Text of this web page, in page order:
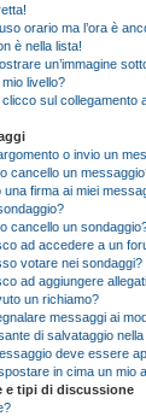
orario ma l’ora è
è nella lista!
un’immagine
livello?
sul collegamento
o invio un
cancello un
una firma ai miei
cancello un
ad accedere a un
votare nei sondaggi?
ad aggiungere
un richiamo?
messaggi ai
di salvataggio
deve essere
in cima un mio
e tipi di discussione